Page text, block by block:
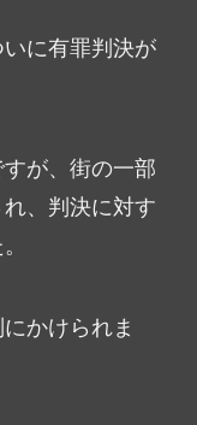
に有罪判決が
が、街の一部
、判決に対す
かけられま